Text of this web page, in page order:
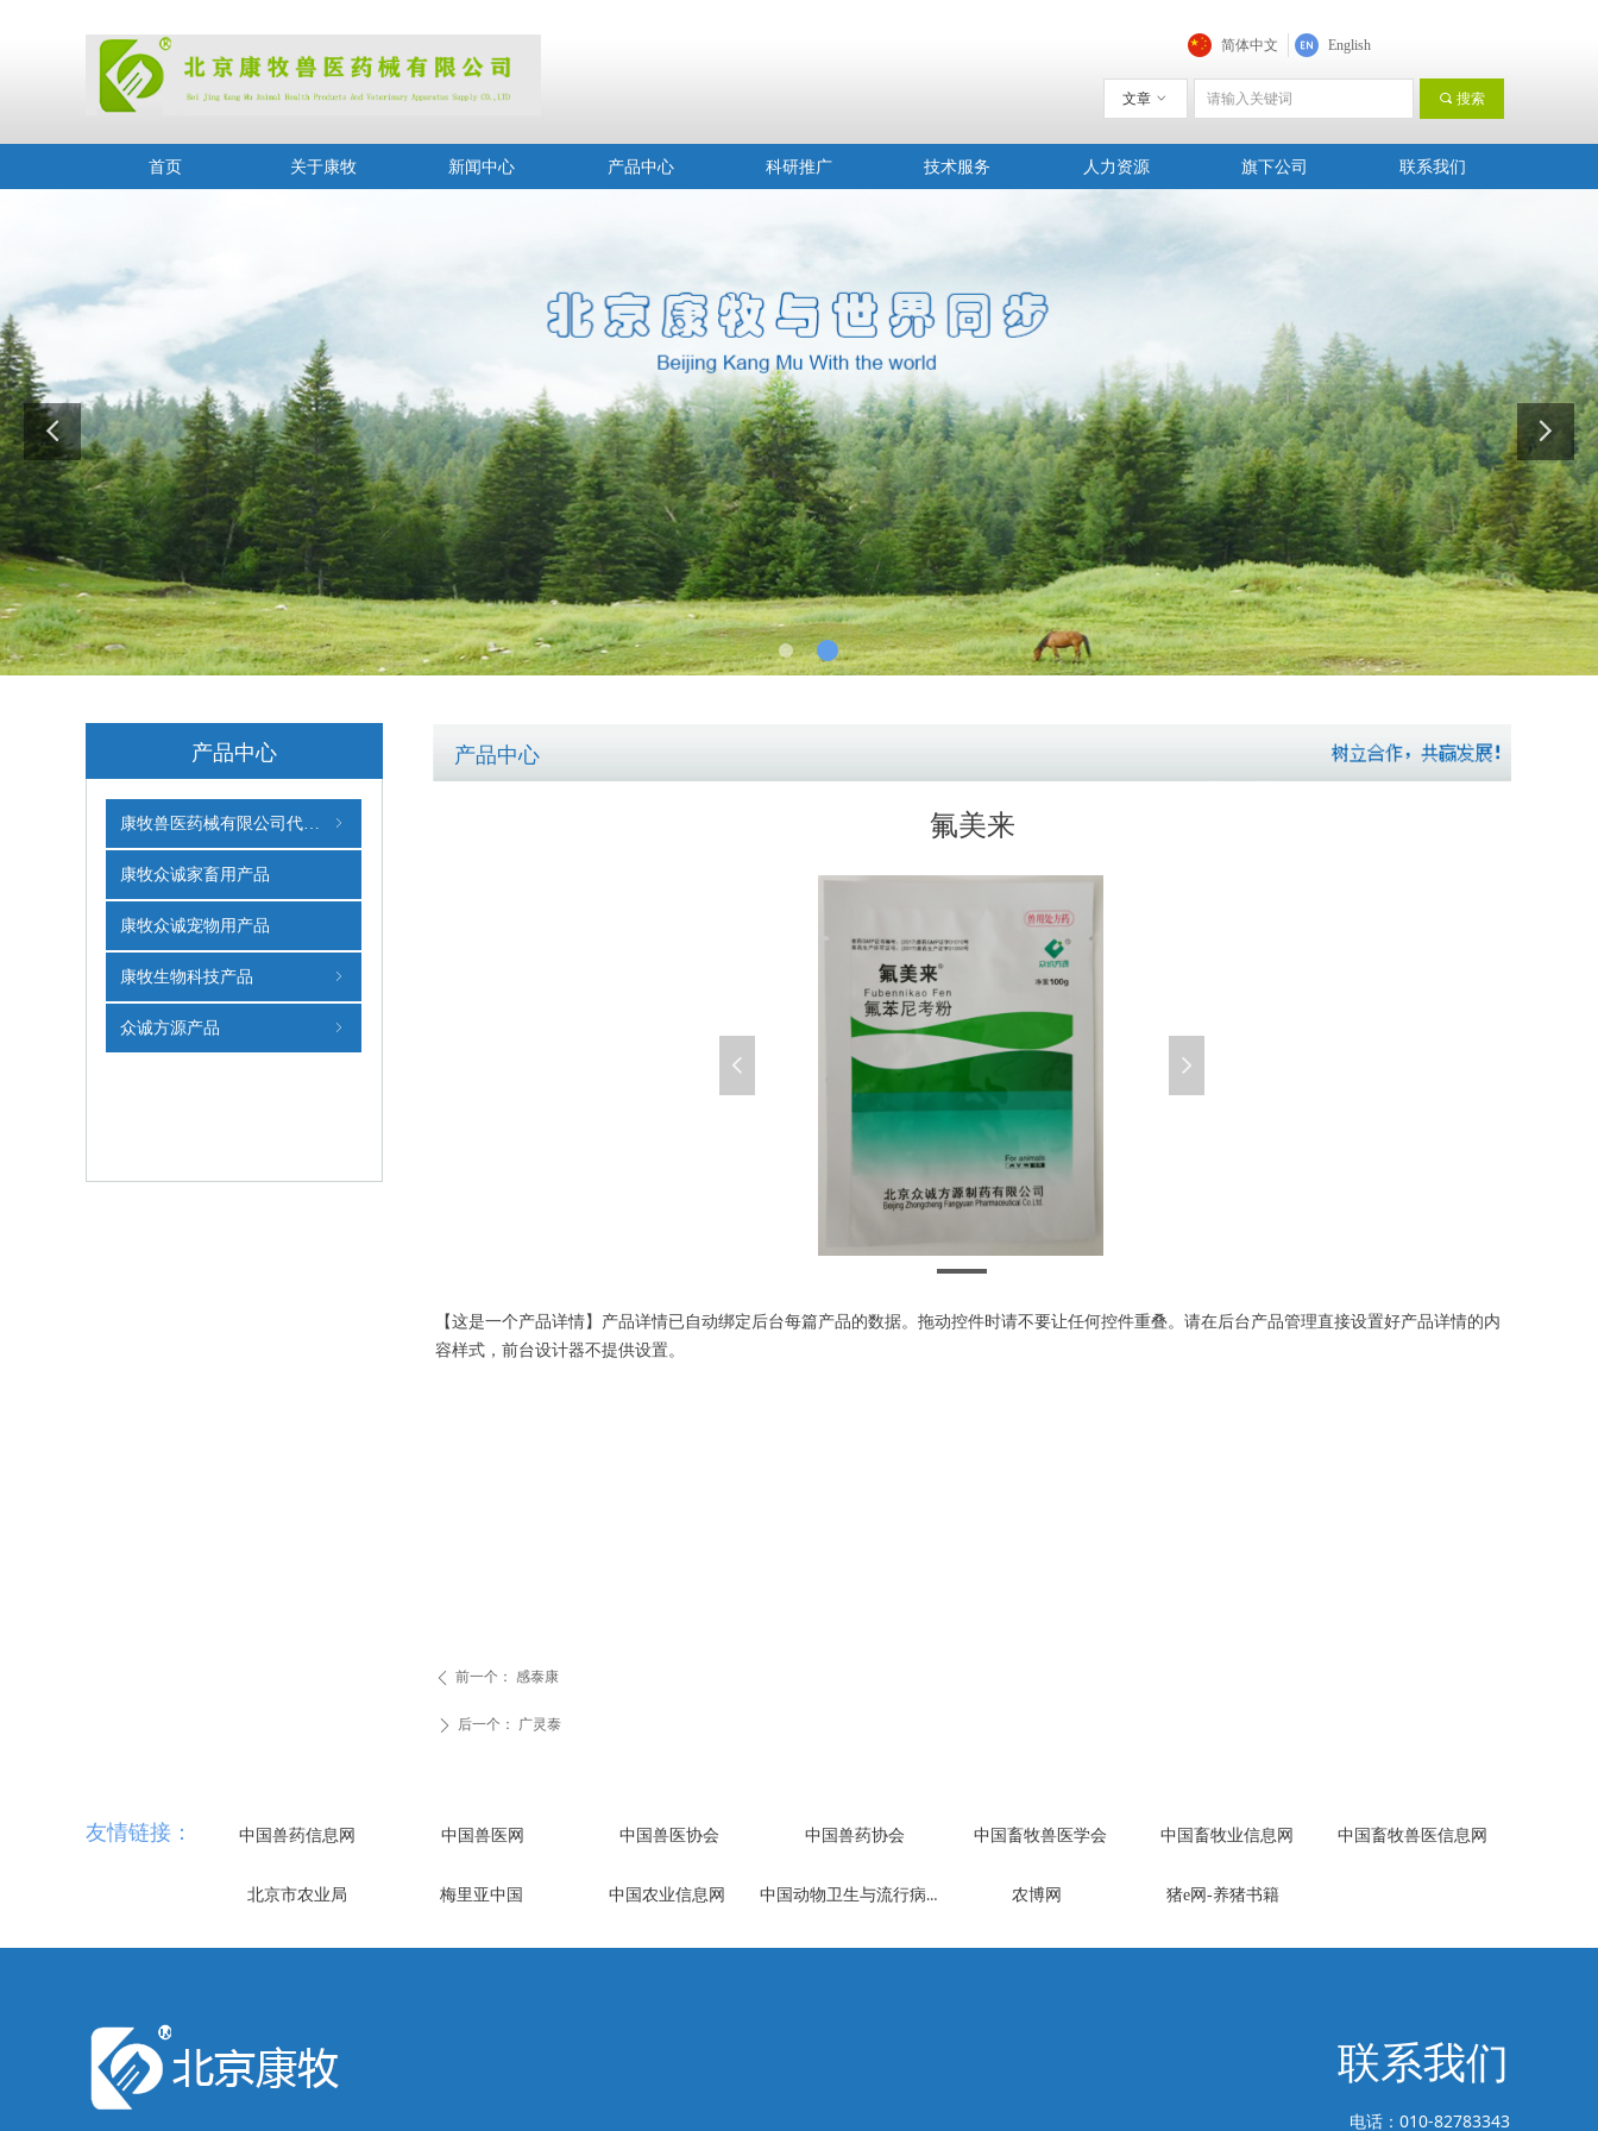
简体中文 English
끠 搜索
文章 ꀁ
首页 关于康牧 新闻中心 产品中心 科研推广 技术服务 人力资源 旗下公司 联系我们
产品中心
ꁇ
康牧兽医药械有限公司代理产品
康牧众诚家畜用产品
康牧众诚宠物用产品
ꁇ
康牧生物科技产品
ꁇ
众诚方源产品
产品中心
氟美来
넳 넲
【这是一个产品详情】产品详情已自动绑定后台每篇产品的数据。拖动控件时请不要让任何控件重叠。请在后台产品管理直接设置好产品详情的内
容样式，前台设计器不提供设置。
ꄴ 前一个： 感泰康
ꄲ 后一个： 广灵泰
友情链接： 中国兽药信息网 中国兽医网 中国兽医协会 中国兽药协会 中国畜牧兽医学会 中国畜牧业信息网 中国畜牧兽医信息网
联系我们
电话：010-82783343
北京市农业局 梅里亚中国 中国农业信息网 中国动物卫生与流行病学中心 农博网 猪e网-养猪书籍